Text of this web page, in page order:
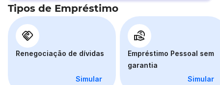
Tipos de Empréstimo
Renegociação de dívidas
Simular
Empréstimo Pessoal sem
garantia
Simular